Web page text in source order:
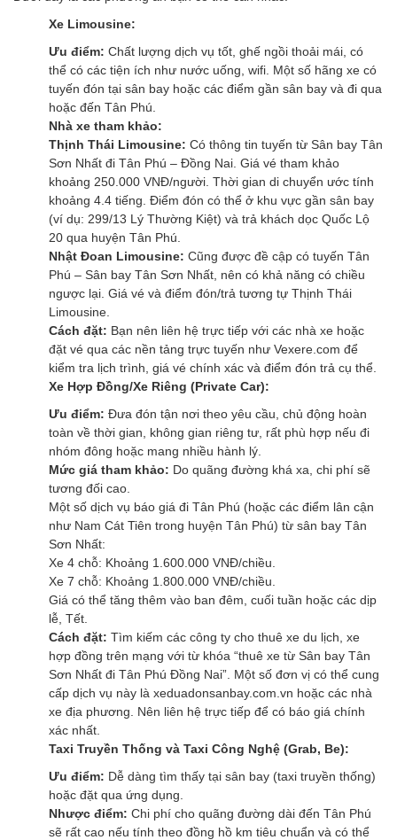
Xe Limousine:
Ưu điểm: Chất lượng dịch vụ tốt, ghế ngồi thoải mái, có
thể có các tiện ích như nước uống, wifi. Một số hãng xe có
tuyến đón tại sân bay hoặc các điểm gần sân bay và đi qua
hoặc đến Tân Phú.
Nhà xe tham khảo:
Thịnh Thái Limousine: Có thông tin tuyến từ Sân bay Tân
Sơn Nhất đi Tân Phú – Đồng Nai. Giá vé tham khảo
khoảng 250.000 VNĐ/người. Thời gian di chuyển ước tính
khoảng 4.4 tiếng. Điểm đón có thể ở khu vực gần sân bay
(ví dụ: 299/13 Lý Thường Kiệt) và trả khách dọc Quốc Lộ
20 qua huyện Tân Phú.
Nhật Đoan Limousine: Cũng được đề cập có tuyến Tân
Phú – Sân bay Tân Sơn Nhất, nên có khả năng có chiều
ngược lại. Giá vé và điểm đón/trả tương tự Thịnh Thái
Limousine.
Cách đặt: Bạn nên liên hệ trực tiếp với các nhà xe hoặc
đặt vé qua các nền tảng trực tuyến như Vexere.com để
kiểm tra lịch trình, giá vé chính xác và điểm đón trả cụ thể.
Xe Hợp Đồng/Xe Riêng (Private Car):
Ưu điểm: Đưa đón tận nơi theo yêu cầu, chủ động hoàn
toàn về thời gian, không gian riêng tư, rất phù hợp nếu đi
nhóm đông hoặc mang nhiều hành lý.
Mức giá tham khảo: Do quãng đường khá xa, chi phí sẽ
tương đối cao.
Một số dịch vụ báo giá đi Tân Phú (hoặc các điểm lân cận
như Nam Cát Tiên trong huyện Tân Phú) từ sân bay Tân
Sơn Nhất:
Xe 4 chỗ: Khoảng 1.600.000 VNĐ/chiều.
Xe 7 chỗ: Khoảng 1.800.000 VNĐ/chiều.
Giá có thể tăng thêm vào ban đêm, cuối tuần hoặc các dịp
lễ, Tết.
Cách đặt: Tìm kiếm các công ty cho thuê xe du lịch, xe
hợp đồng trên mạng với từ khóa “thuê xe từ Sân bay Tân
Sơn Nhất đi Tân Phú Đồng Nai”. Một số đơn vị có thể cung
cấp dịch vụ này là xeduadonsanbay.com.vn hoặc các nhà
xe địa phương. Nên liên hệ trực tiếp để có báo giá chính
xác nhất.
Taxi Truyền Thống và Taxi Công Nghệ (Grab, Be):
Ưu điểm: Dễ dàng tìm thấy tại sân bay (taxi truyền thống)
hoặc đặt qua ứng dụng.
Nhược điểm: Chi phí cho quãng đường dài đến Tân Phú
sẽ rất cao nếu tính theo đồng hồ km tiêu chuẩn và có thể